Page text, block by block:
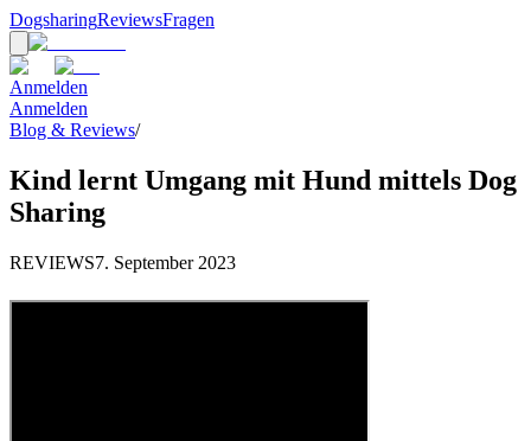
DogsharingReviewsFragen
Anmelden
Anmelden
Blog & Reviews/
Kind lernt Umgang mit Hund mittels Dog
Sharing
REVIEWS7. September 2023